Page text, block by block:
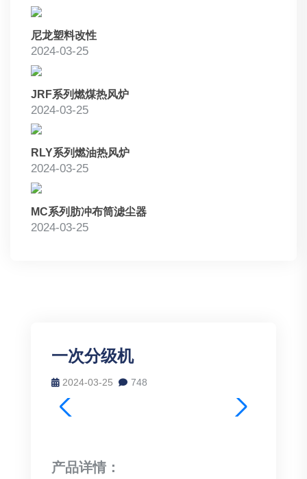
尼龙塑料改性
2024-03-25
JRF系列燃煤热风炉
2024-03-25
RLY系列燃油热风炉
2024-03-25
MC系列肪冲布筒滤尘器
2024-03-25
一次分级机
2024-03-25 748
产品详情：